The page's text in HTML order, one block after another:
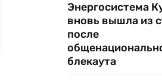
Энергосистема
вновь вышла из
после
блекаута